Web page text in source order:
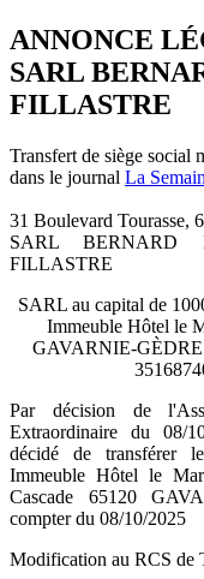
ANNONCE
SARL
FILLASTRE
Transfert de siège social
dans le journal La
31 Boulevard Tourasse,
SARL BERNARD
FILLASTRE
SARL au capital de
Immeuble Hôtel le
GAVARNIE-
Par décision de
Extraordinaire du 08/
décidé de transférer
Immeuble Hôtel le
Cascade 65120
compter du 08/10/2025
Modification au RCS de